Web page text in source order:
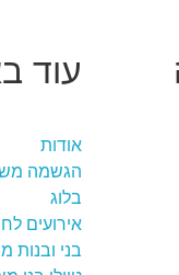
עוד
אודות
הגשמה
בלוג
אירועים
בני ובנות